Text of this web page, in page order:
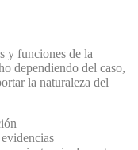
y funciones de la
dependiendo del caso,
la naturaleza del